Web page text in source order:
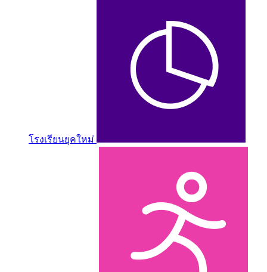
โรงเรียนยุคใหม่